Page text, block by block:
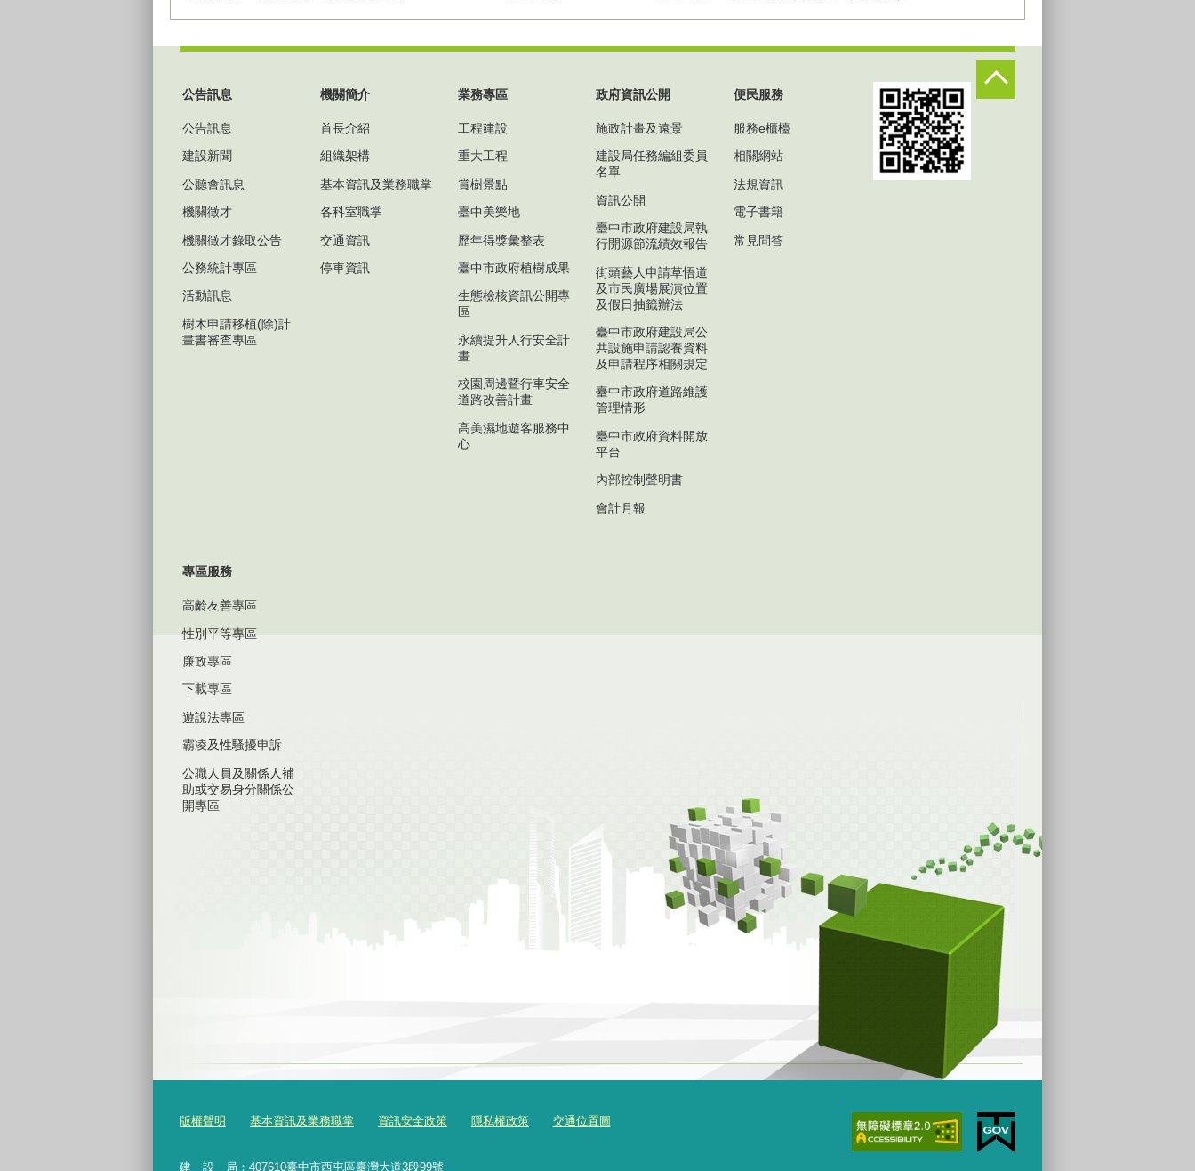
公告訊息
公告訊息
建設新聞
公聽會訊息
機關徵才
機關徵才錄取公告
公務統計專區
活動訊息
樹木申請移植(除)計
畫書審查專區
機關簡介
首長介紹
組織架構
基本資訊及業務職掌
各科室職掌
交通資訊
停車資訊
業務專區
工程建設
重大工程
賞樹景點
臺中美樂地
歷年得獎彙整表
臺中市政府植樹成果
生態檢核資訊公開專
區
永續提升人行安全計
畫
校園周邊暨行車安全
道路改善計畫
高美濕地遊客服務中
心
政府資訊公開
施政計畫及遠景
建設局任務編組委員
名單
資訊公開
臺中市政府建設局執
行開源節流績效報告
街頭藝人申請草悟道
及市民廣場展演位置
及假日抽籤辦法
臺中市政府建設局公
共設施申請認養資料
及申請程序相關規定
臺中市政府道路維護
管理情形
臺中市政府資料開放
平台
內部控制聲明書
會計月報
便民服務
服務e櫃檯
相關網站
法規資訊
電子書籍
常見問答
專區服務
高齡友善專區
性別平等專區
廉政專區
下載專區
遊說法專區
霸凌及性騷擾申訴
公職人員及關係人補
助或交易身分關係公
開專區
版權聲明 基本資訊及業務職掌 資訊安全政策 隱私權政策 交通位置圖
建 設 局： 407610臺中市西屯區臺灣大道3段99號